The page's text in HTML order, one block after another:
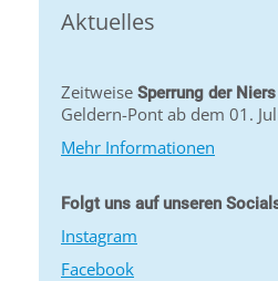
Aktuelles
Zeitweise Sperrung der Niers
Geldern-Pont ab dem 01.
Mehr Informationen
Folgt uns auf unseren
Instagram
Facebook